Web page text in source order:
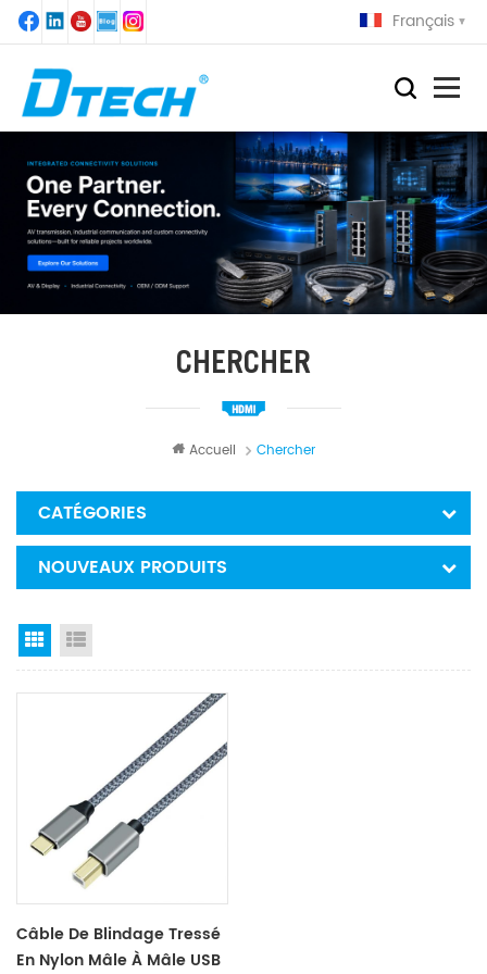
Français
CHERCHER
Accueil Chercher
CATÉGORIES
NOUVEAUX PRODUITS
Grid View
Câble De Blindage Tressé
En Nylon Mâle À Mâle USB